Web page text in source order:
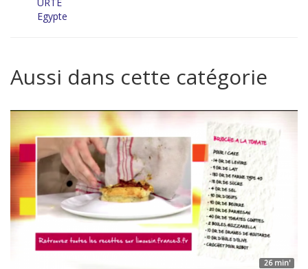
Egypte
Aussi dans cette catégorie
26 min'